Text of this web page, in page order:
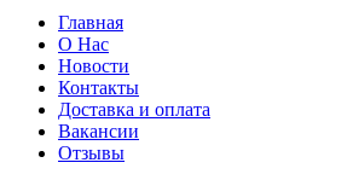
Главная
О Нас
Новости
Контакты
Доставка и оплата
Вакансии
Отзывы